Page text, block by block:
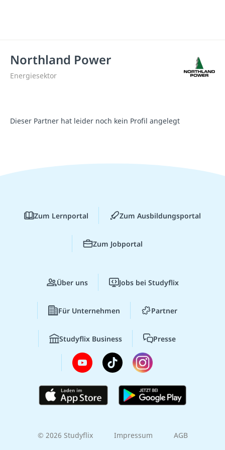
Northland Power
Energiesektor
Dieser Partner hat leider noch kein Profil angelegt
Zum Lernportal Zum Ausbildungsportal
Zum Jobportal
Über uns Jobs bei Studyflix
Für Unternehmen Partner
Studyflix Business Presse
© 2026 Studyflix Impressum AGB